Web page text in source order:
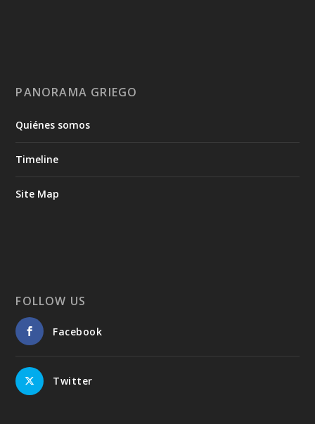
PANORAMA GRIEGO
Quiénes somos
Timeline
Site Map
FOLLOW US
Facebook
Twitter